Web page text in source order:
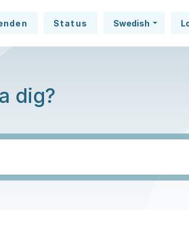
Status Swedish
dig?